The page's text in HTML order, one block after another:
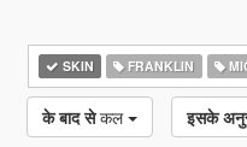
SKIN FRANKLIN
के बाद से कल इसके